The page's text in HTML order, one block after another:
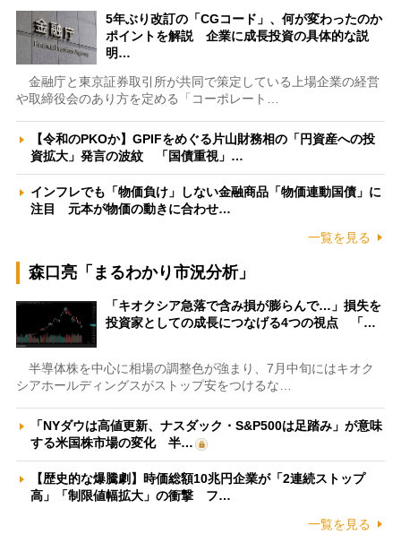
5年ぶり改訂の「CGコード」、何が変わったのか
ポイントを解説 企業に成長投資の具体的な説
明…
金融庁と東京証券取引所が共同で策定している上場企業の経営
や取締役会のあり方を定める「コーポレート…
【令和のPKOか】GPIFをめぐる片山財務相の「円資産への投
資拡大」発言の波紋 「国債重視」…
インフレでも「物価負け」しない金融商品「物価連動国債」に
注目 元本が物価の動きに合わせ…
一覧を見る
森口亮「まるわかり市況分析」
「キオクシア急落で含み損が膨らんで…」損失を
投資家としての成長につなげる4つの視点 「…
半導体株を中心に相場の調整色が強まり、7月中旬にはキオク
シアホールディングスがストップ安をつけるな…
「NYダウは高値更新、ナスダック・S&P500は足踏み」が意味
する米国株市場の変化 半…
【歴史的な爆騰劇】時価総額10兆円企業が「2連続ストップ
高」「制限値幅拡大」の衝撃 フ…
一覧を見る